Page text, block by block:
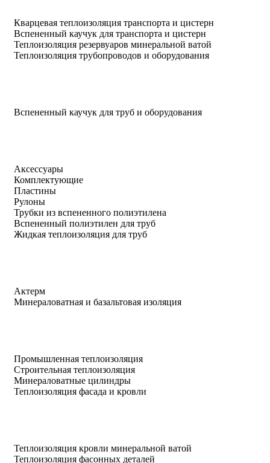
Кварцевая теплоизоляция транспорта и цистерн
Вспененный каучук для транспорта и цистерн
Теплоизоляция резервуаров минеральной ватой
Теплоизоляция трубопроводов и оборудования
Вспененный каучук для труб и оборудования
Аксессуары
Комплектующие
Пластины
Рулоны
Трубки из вспененного полиэтилена
Вспененный полиэтилен для труб
Жидкая теплоизоляция для труб
Актерм
Минераловатная и базальтовая изоляция
Промышленная теплоизоляция
Строительная теплоизоляция
Минераловатные цилиндры
Теплоизоляция фасада и кровли
Теплоизоляция кровли минеральной ватой
Теплоизоляция фасонных деталей